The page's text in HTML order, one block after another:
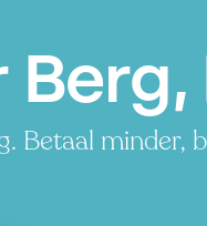
Berg,
Betaal minder,